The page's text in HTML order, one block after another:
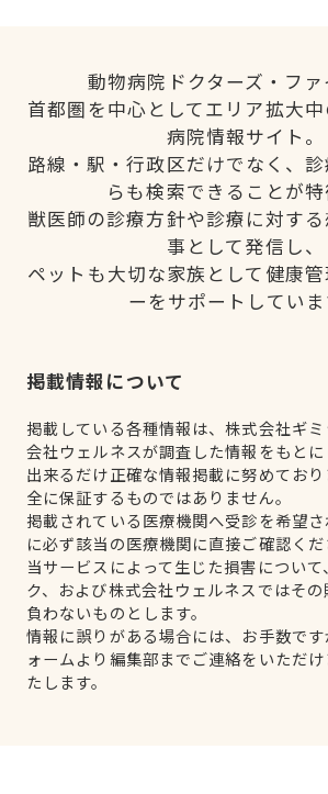
動物病院ドクターズ・ファ
首都圏を中心としてエリア拡大
病院情報サイト。
路線・駅・行政区だけでなく、
らも検索できることが特
獣医師の診療方針や診療に対す
事として発信し、
ペットも大切な家族として健康
ーをサポートしていま
掲載情報について
掲載している各種情報は、株式会社ギ
会社ウェルネスが調査した情報をもとに
出来るだけ正確な情報掲載に努めてお
全に保証するものではありません。
掲載されている医療機関へ受診を希望
に必ず該当の医療機関に直接ご確認くだ
当サービスによって生じた損害につい
ク、および株式会社ウェルネスではそ
負わないものとします。
情報に誤りがある場合には、お手数で
ォームより編集部までご連絡をいただ
たします。